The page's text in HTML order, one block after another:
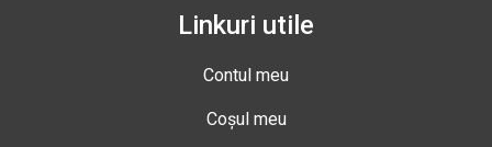
Linkuri utile
Contul meu
Coșul meu